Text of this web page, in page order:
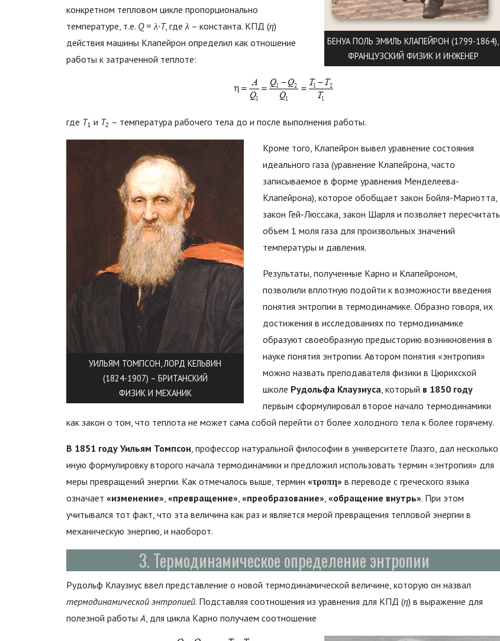
БЕНУА ПОЛЬ ЭМИЛЬ КЛАПЕЙРОН (1799-1864),
ФРАНЦУЗСКИЙ ФИЗИК И ИНЖЕНЕР
конкретном тепловом цикле пропорционально
температуре, т.е. Q=λ∙T, гдеλ – константа. КПД (η)
действия машины Клапейрон определил как отношение
работы к затраченной теплоте:
где T1 и T2 – температура рабочего тела до и после выполнения работы.
УИЛЬЯМ ТОМПСОН, ЛОРД КЕЛЬВИН
(1824-1907) – БРИТАНСКИЙ
ФИЗИК И МЕХАНИК
Кроме того, Клапейрон вывел уравнение состояния
идеального газа (уравнение Клапейрона, часто
записываемое в форме уравнения Менделеева-
Клапейрона), которое обобщает закон Бойля-Мариотта,
закон Гей-Люссака, закон Шарля и позволяет пересчитать
объем 1 моля газа для произвольных значений
температуры и давления.
Результаты, полученные Карно и Клапейроном,
позволили вплотную подойти к возможности введения
понятия энтропии в термодинамике. Образно говоря, их
достижения в исследованиях по термодинамике
образуют своеобразную предысторию возникновения в
науке понятия энтропии. Автором понятия «энтропия»
можно назвать преподавателя физики в Цюрихской
школе Рудольфа Клаузиуса, который в 1850 году
первым сформулировал второе начало термодинамики
как закон о том, что теплота не может сама собой перейти от более холодного тела к более горячему.
В 1851 году Уильям Томпсон, профессор натуральной философии в университете Глазго, дал несколько
иную формулировку второго начала термодинамики и предложил использовать термин «энтропия» для
меры превращений энергии. Как отмечалось выше, термин «τροπη» в переводе с греческого языка
означает «изменение», «превращение», «преобразование», «обращение внутрь». При этом
учитывался тот факт, что эта величина как раз и является мерой превращения тепловой энергии в
механическую энергию, и наоборот.
3. Термодинамическое определение энтропии
Рудольф Клаузиус ввел представление о новой термодинамической величине, которую он назвал
термодинамической энтропией. Подставляя соотношения из уравнения для КПД (η) в выражение для
полезной работы A , для цикла Карно получаем соотношение